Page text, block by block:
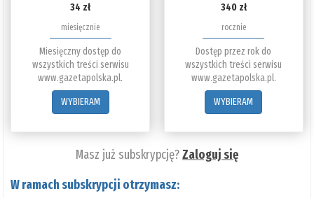
34 zł
miesięcznie
Miesięczny dostęp do
wszystkich treści serwisu
www.gazetapolska.pl.
WYBIERAM
340 zł
rocznie
Dostęp przez rok do
wszystkich treści serwisu
www.gazetapolska.pl.
WYBIERAM
Masz już subskrypcję?Zaloguj się
W ramach subskrypcji otrzymasz: